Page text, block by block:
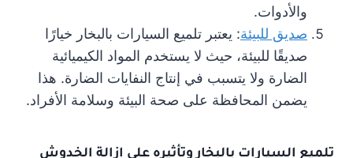
والأدوات.
صديق للبيئة: يعتبر تلميع السيارات بالبخار خيارًا
صديقًا للبيئة، حيث لا يستخدم المواد الكيميائية
الضارة ولا يتسبب في إنتاج النفايات الضارة. هذا
يضمن المحافظة على صحة البيئة وسلامة الأفراد.
تلميع السيارات بالبخار وتأثيره على إزالة الخدوش